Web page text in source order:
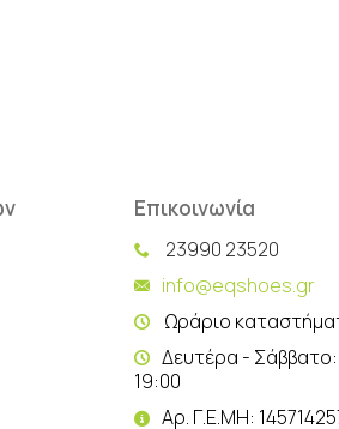
Επικοινωνία
23990 23520
info@eqshoes.gr
Ωράριο
Δευτέρα -
19:00
Αρ. Γ.Ε.ΜΗ: